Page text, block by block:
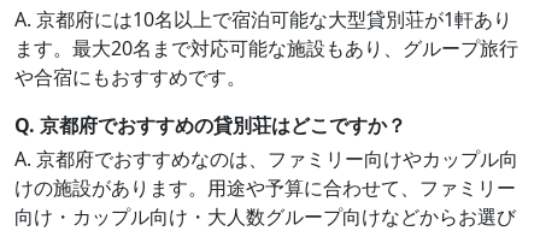
A. 京都府には10名以上で宿泊可能な大型貸別荘が1軒あり
ます。最大20名まで対応可能な施設もあり、グループ旅行
や合宿にもおすすめです。
Q. 京都府でおすすめの貸別荘はどこですか？
A. 京都府でおすすめなのは、ファミリー向けやカップル向
けの施設があります。用途や予算に合わせて、ファミリー
向け・カップル向け・大人数グループ向けなどからお選び